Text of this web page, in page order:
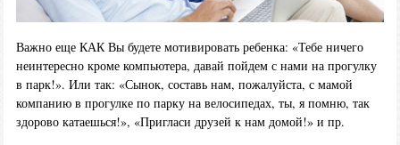
Важно еще КАК Вы будете мотивировать ребенка: «Тебе ничего
неинтересно кроме компьютера, давай пойдем с нами на прогулку
в парк!». Или так: «Сынок, составь нам, пожалуйста, с мамой
компанию в прогулке по парку на велосипедах, ты, я помню, так
здорово катаешься!», «Пригласи друзей к нам домой!» и пр.